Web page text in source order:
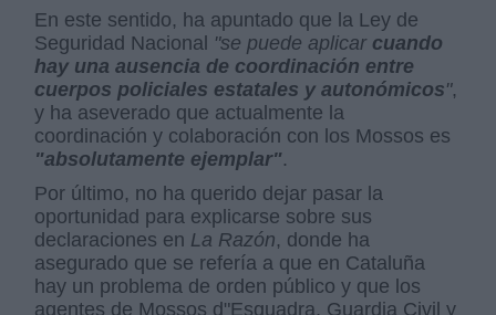
En este sentido, ha apuntado que la Ley de
Seguridad Nacional "se puede aplicar cuando
hay una ausencia de coordinación entre
cuerpos policiales estatales y autonómicos",
y ha aseverado que actualmente la
coordinación y colaboración con los Mossos es
"absolutamente ejemplar".
Por último, no ha querido dejar pasar la
oportunidad para explicarse sobre sus
declaraciones en La Razón, donde ha
asegurado que se refería a que en Cataluña
hay un problema de orden público y que los
agentes de Mossos d"Esquadra, Guardia Civil y